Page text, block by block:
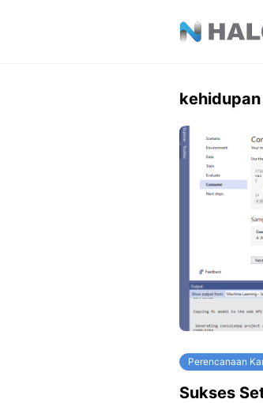
Perencanaan
Sukses